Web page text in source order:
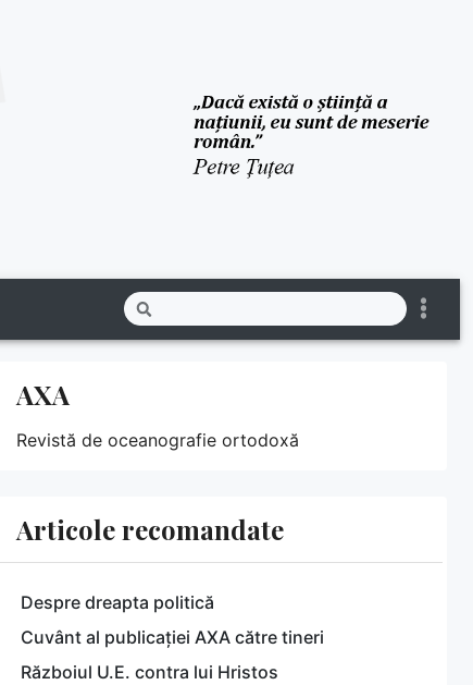
AXA
Revistă de oceanografie ortodoxă
Articole recomandate
Despre dreapta politică
Cuvânt al publicației AXA către tineri
Războiul U.E. contra lui Hristos